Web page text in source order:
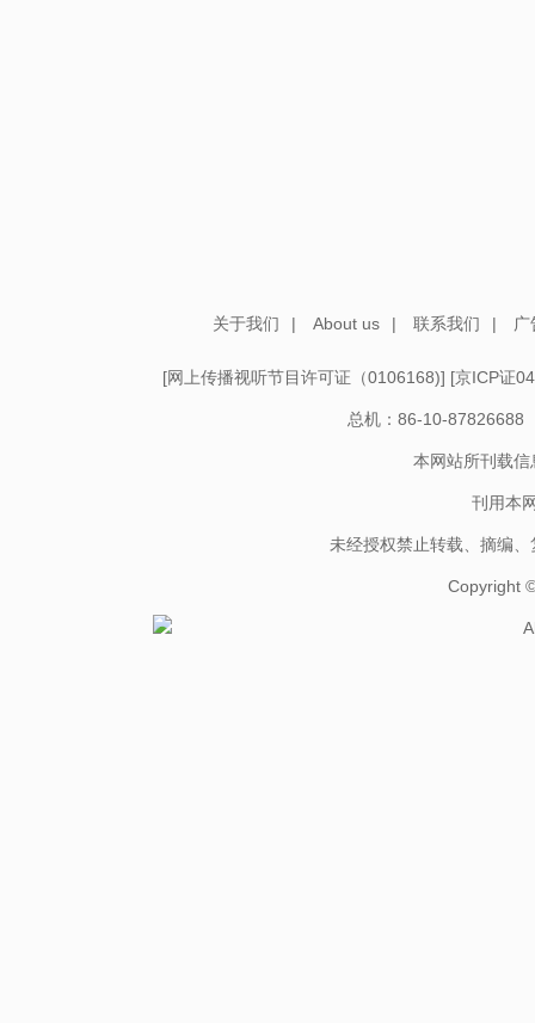
关于我们 | About us | 联系我们 |
[网上传播视听节目许可证（0106168)] [京ICP证
总机：86-10-87826688
本网站所刊载
刊用本
未经授权禁止转载、摘编
Copyright